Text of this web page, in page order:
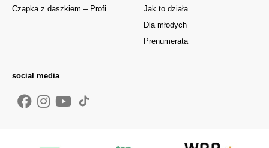
Jak to działa
Dla młodych
Prenumerata
Czapka z daszkiem – Profi
social media